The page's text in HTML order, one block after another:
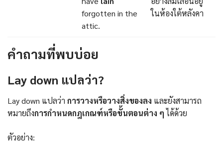
forgotten in the
attic.
ในห้องใต้หลังคา
คำถามที่พบบ่อย
Lay down แปลว่า?
Lay down แปลว่า การวางหรือวางสิ่งของลง และยังสามารถ
หมายถึงการกำหนดกฎเกณฑ์หรือขั้นตอนต่าง ๆได้ด้วย
ตัวอย่าง: